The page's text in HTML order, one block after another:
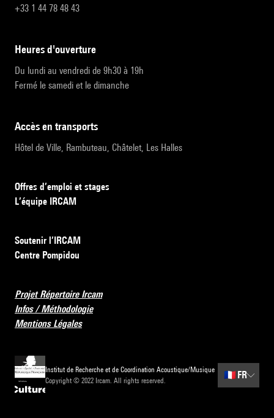
+33 1 44 78 48 43
heures d'ouverture
Du lundi au vendredi de 9h30 à 19h
Fermé le samedi et le dimanche
accès en transports
Hôtel de Ville, Rambuteau, Châtelet, Les Halles
Offres d’emploi et stages
L’équipe IRCAM
Soutenir l’IRCAM
Centre Pompidou
Projet Répertoire Ircam
Infos / Méthodologie
Mentions Légales
Institut de Recherche et de Coordination Acoustique/Musique
Copyright © 2022 Ircam. All rights reserved.
🇫🇷 FR